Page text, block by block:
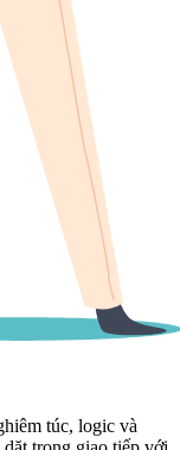
túc, logic và